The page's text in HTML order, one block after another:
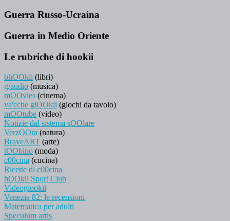
Guerra Russo-Ucraina
Guerra in Medio Oriente
Le rubriche di hookii
bhOOkii (libri)
g/audio (musica)
mOOvies (cinema)
va'cche giOOkii (giochi da tavolo)
mOOtube (video)
Notizie dal sistema sOOlare
VerzOOra (natura)
BraveART (arte)
tOObino (moda)
c00cina (cucina)
Ricette di c00cina
hOOkii Sport Club
Videogiookii
Venezia 82: le recensioni
Matematica per adulti
Speculum artis